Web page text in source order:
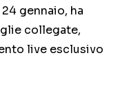
gennaio, ha
collegate,
live esclusivo